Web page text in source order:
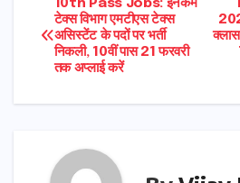
Post
navigation
10th Pass Jobs: इनकम
टेक्स विभाग एमटीएस टेक्स
असिस्टेंट के पदों पर भर्ती
निकली, 10वीं पास 21 फरवरी
तक अप्लाई करें